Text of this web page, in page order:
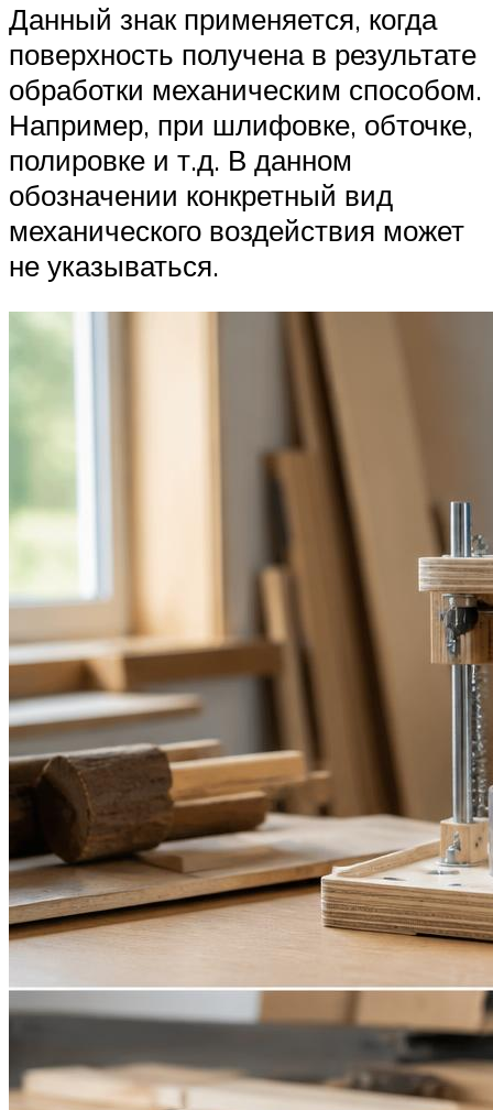
Данный знак применяется, когда
поверхность получена в результате
обработки механическим способом.
Например, при шлифовке, обточке,
полировке и т.д. В данном
обозначении конкретный вид
механического воздействия может
не указываться.